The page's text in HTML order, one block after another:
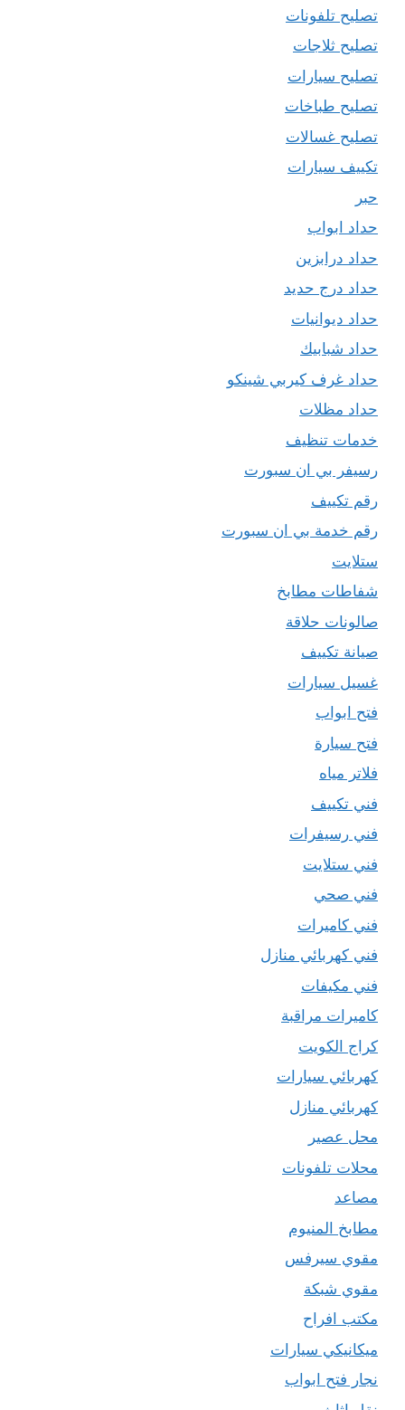
تصليح تلفونات
تصليح ثلاجات
تصليح سيارات
تصليح طباخات
تصليح غسالات
تكييف سيارات
حبر
حداد ابواب
حداد درابزين
حداد درج حديد
حداد ديوانيات
حداد شبابيك
حداد غرف كيربي شينكو
حداد مظلات
خدمات تنظيف
رسيفر بي ان سبورت
رقم تكييف
رقم خدمة بي ان سبورت
ستلايت
شفاطات مطابخ
صالونات حلاقة
صيانة تكييف
غسيل سيارات
فتح ابواب
فتح سيارة
فلاتر مياه
فني تكييف
فني رسيفرات
فني ستلايت
فني صحي
فني كاميرات
فني كهربائي منازل
فني مكيفات
كاميرات مراقبة
كراج الكويت
كهربائي سيارات
كهربائي منازل
محل عصير
محلات تلفونات
مصاعد
مطابخ المنيوم
مقوي سيرفس
مقوي شبكة
مكتب افراح
ميكانيكي سيارات
نجار فتح ابواب